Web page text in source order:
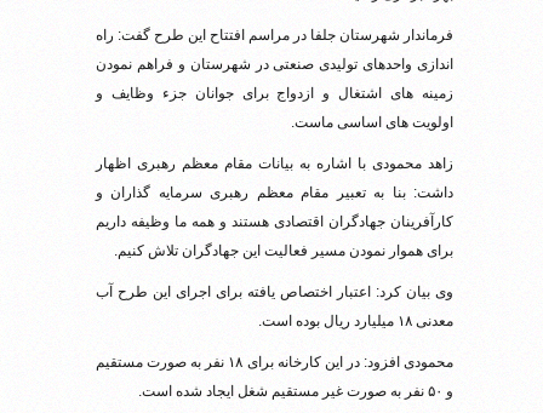
فرماندار شهرستان جلفا در مراسم افتتاح این طرح گفت: راه
اندازی واحدهای تولیدی صنعتی در شهرستان و فراهم نمودن
زمینه های اشتغال و ازدواج برای جوانان جزء وظایف و
اولویت های اساسی ماست.
زاهد محمودی با اشاره به بیانات مقام معظم رهبری اظهار
داشت: بنا به تعبیر مقام معظم رهبری سرمایه گذاران و
کارآفرینان جهادگران اقتصادی هستند و همه ما وظیفه داریم
برای هموار نمودن مسیر فعالیت این جهادگران تلاش کنیم.
وی بیان کرد: اعتبار اختصاص یافته برای اجرای این طرح آب
معدنی ۱۸ میلیارد ریال بوده است.
محمودی افزود: در این کارخانه برای ۱۸ نفر به صورت مستقیم
و ۵۰ نفر به صورت غیر مستقیم شغل ایجاد شده است.